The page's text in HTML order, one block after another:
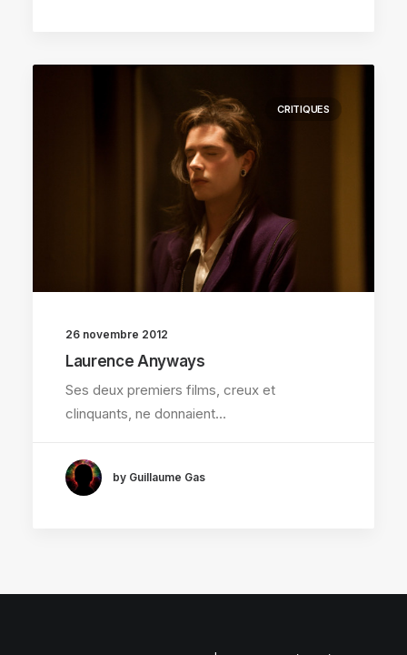
CRITIQUES
26 novembre 2012
Laurence Anyways
Ses deux premiers films, creux et
clinquants, ne donnaient…
by Guillaume Gas